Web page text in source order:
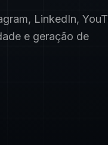
LinkedIn,
e geração de